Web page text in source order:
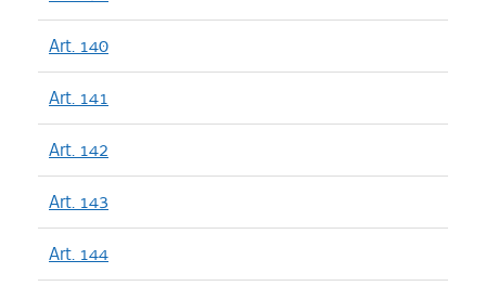
Art. 140
Art. 141
Art. 142
Art. 143
Art. 144